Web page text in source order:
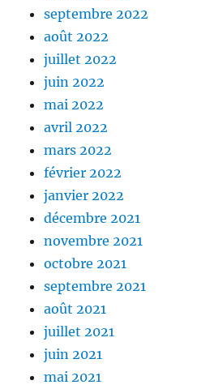
septembre 2022
août 2022
juillet 2022
juin 2022
mai 2022
avril 2022
mars 2022
février 2022
janvier 2022
décembre 2021
novembre 2021
octobre 2021
septembre 2021
août 2021
juillet 2021
juin 2021
mai 2021